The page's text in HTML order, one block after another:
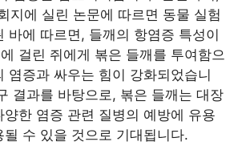
지에 실린 논문에 따르면 동물 실험
바에 따르면, 들깨의 항염증 특성이
걸린 쥐에게 볶은 들깨를 투여함으
염증과 싸우는 힘이 강화되었습니
결과를 바탕으로, 볶은 들깨는 대장
양한 염증 관련 질병의 예방에 유용
될 수 있을 것으로 기대됩니다.